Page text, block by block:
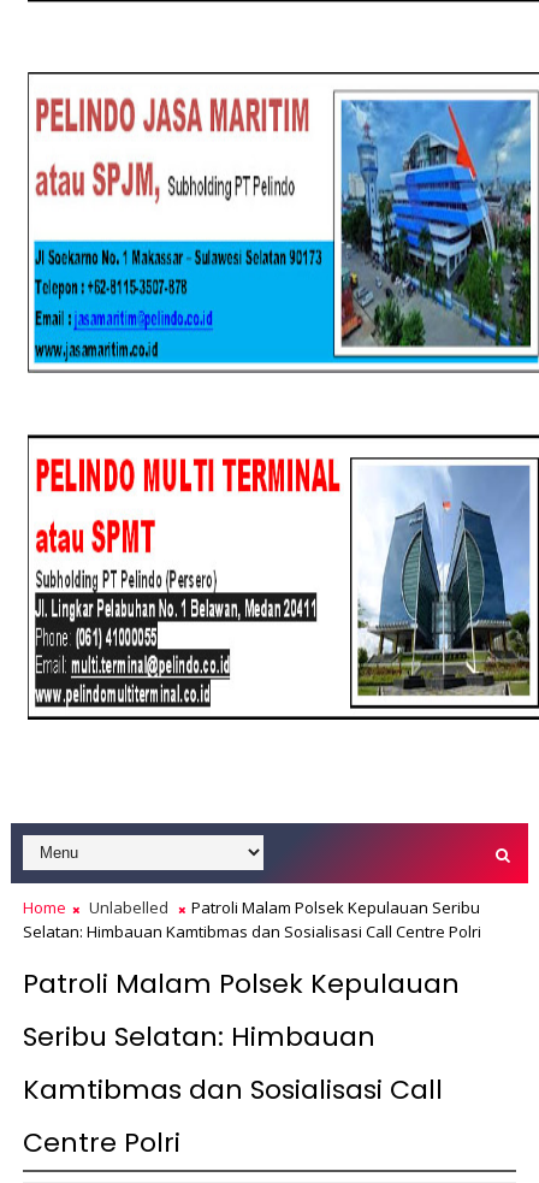
Home Unlabelled
Patroli Malam Polsek Kepulauan Seribu
Selatan: Himbauan Kamtibmas dan Sosialisasi Call Centre Polri
Patroli Malam Polsek Kepulauan
Seribu Selatan: Himbauan
Kamtibmas dan Sosialisasi Call
Centre Polri